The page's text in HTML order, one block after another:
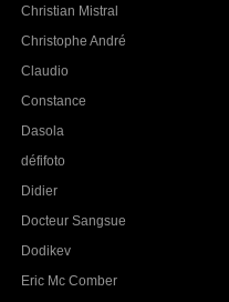
Christian Mistral
Christophe André
Claudio
Constance
Dasola
défifoto
Didier
Docteur Sangsue
Dodikev
Eric Mc Comber